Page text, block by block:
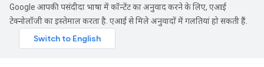
Google आपकी पसंदीदा भाषा में कॉन्टेंट का अनुवाद करने के लिए, एआई
टेक्नोलॉजी का इस्तेमाल करता है. एआई से मिले अनुवादों में गलतियां हो सकती हैं.